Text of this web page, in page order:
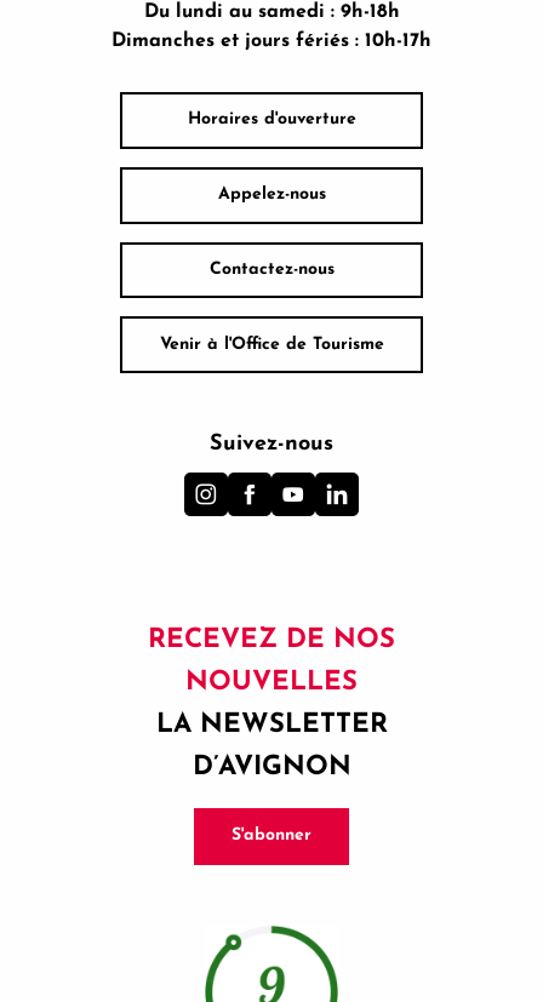
Du lundi au samedi : 9h-18h
Dimanches et jours fériés : 10h-17h
Horaires d'ouverture
Appelez-nous
Contactez-nous
Venir à l'Office de Tourisme
Suivez-nous
RECEVEZ DE NOS
NOUVELLES
LA NEWSLETTER
D’AVIGNON
S'abonner